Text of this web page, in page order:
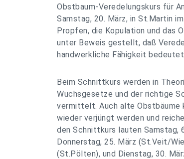
Obstbaum-Veredelungskurs für
Samstag, 20. März, in St.Martin
Propfen, die Kopulation und das
unter Beweis gestellt, daß
handwerkliche Fähigkeit
Beim Schnittkurs werden in
Wuchsgesetze und der richtige
vermittelt. Auch alte Obstbäume
wieder verjüngt werden und
den Schnittkurs lauten Samstag,
Donnerstag, 25. März (St.Veit/
(St.Pölten), und Dienstag, 30.